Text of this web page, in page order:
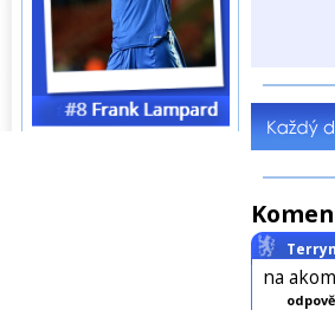
na